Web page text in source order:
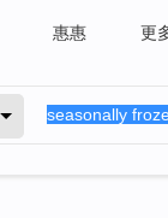
惠惠 更